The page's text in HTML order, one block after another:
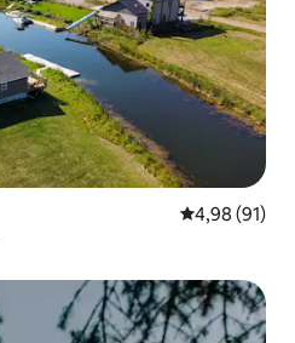
Gemiddelde
4,98 (91)